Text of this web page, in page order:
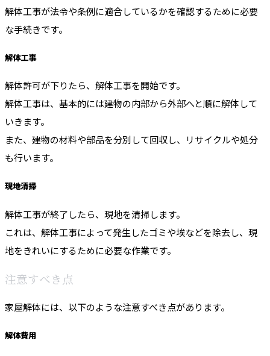
解体工事が法令や条例に適合しているかを確認するために必要
な手続きです。
解体工事
解体許可が下りたら、解体工事を開始です。
解体工事は、基本的には建物の内部から外部へと順に解体して
いきます。
また、建物の材料や部品を分別して回収し、リサイクルや処分
も行います。
現地清掃
解体工事が終了したら、現地を清掃します。
これは、解体工事によって発生したゴミや埃などを除去し、現
地をきれいにするために必要な作業です。
注意すべき点
家屋解体には、以下のような注意すべき点があります。
解体費用